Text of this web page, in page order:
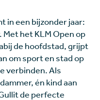
in een bijzonder jaar:
het KLM Open op
de hoofdstad, grijpt
om sport en stad op
verbinden. Als
én kind aan
de perfecte